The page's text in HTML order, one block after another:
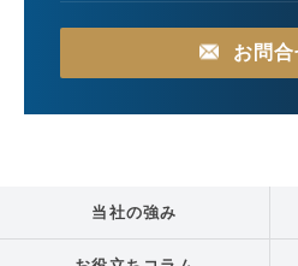
お問合
当社の強み